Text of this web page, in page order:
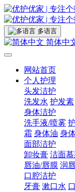
多语言
简体中
网站首页
个人护理
头发洁护
洗发水 护发素
身体洁护
洗手液/喷雾
霜 身体油 身
面部洁护
卸妆膏 洁面
唇油/唇膜 润
口腔洁护
牙膏 漱口水